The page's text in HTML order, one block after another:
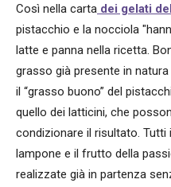
Così nella carta dei gelati
pistacchio e la nocciola
latte e panna nella ricetta.
grasso già presente in
il “grasso buono” del
quello dei latticini, che
condizionare il risultato. Tutti i
lampone e il frutto della
realizzate già in partenza